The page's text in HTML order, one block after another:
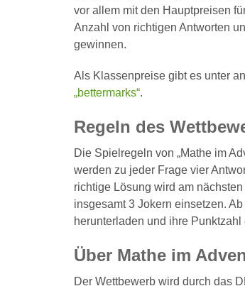
vor allem mit den Hauptpreisen
Anzahl von richtigen Antworten
gewinnen.
Als Klassenpreise gibt es unter
„bettermarks“.
Regeln des
Die Spielregeln von „Mathe im
werden zu jeder Frage vier
richtige Lösung wird am
insgesamt 3 Jokern einsetzen.
herunterladen und ihre Punktzahl
Über Mathe im
Der Wettbewerb wird durch das